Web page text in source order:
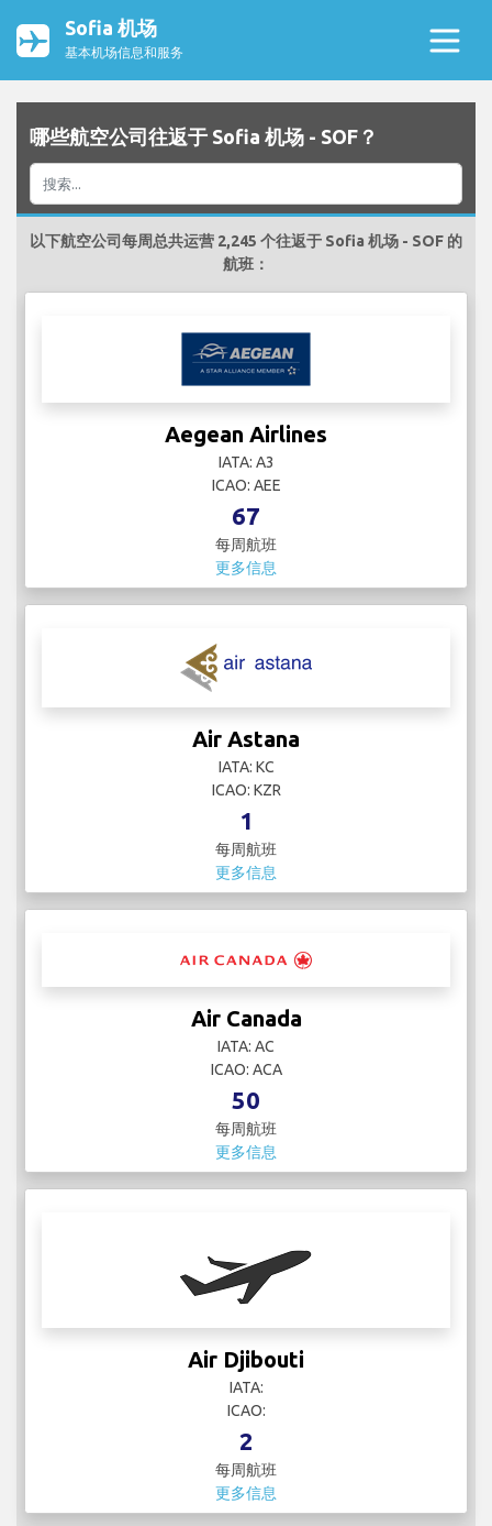
Sofia 机场
基本机场信息和服务
哪些航空公司往返于 Sofia 机场 - SOF？
以下航空公司每周总共运营 2,245 个往返于 Sofia 机场 - SOF 的
航班：
Aegean Airlines
IATA: A3
ICAO: AEE
67
每周航班
更多信息
Air Astana
IATA: KC
ICAO: KZR
1
每周航班
更多信息
Air Canada
IATA: AC
ICAO: ACA
50
每周航班
更多信息
Air Djibouti
IATA:
ICAO:
2
每周航班
更多信息